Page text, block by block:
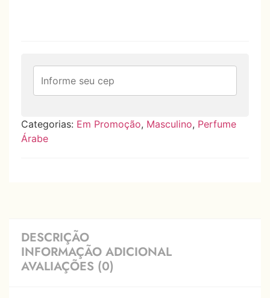
Categorias: Em Promoção, Masculino, Perfume
Árabe
DESCRIÇÃO
INFORMAÇÃO ADICIONAL
AVALIAÇÕES (0)